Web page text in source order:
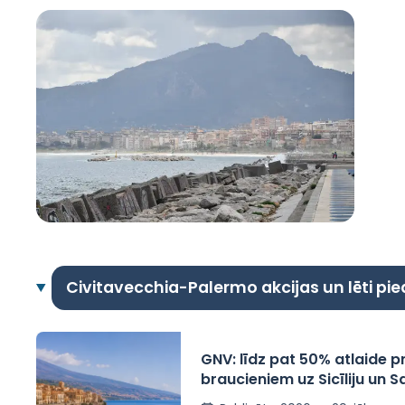
Civitavecchia-Palermo akcijas un lēti
GNV: līdz pat 50% atlaide
braucieniem uz Sicīliju un